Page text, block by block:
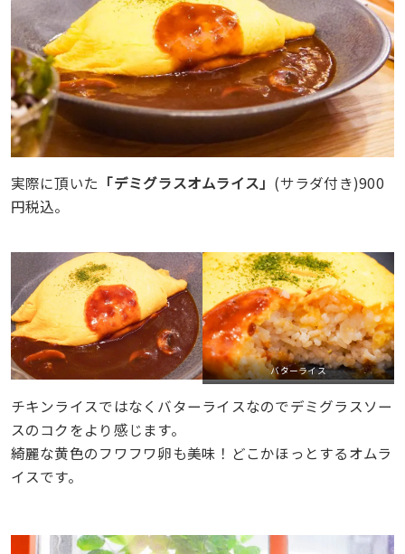
実際に頂いた 「デミグラスオムライス」 (サラダ付き)900
円税込。
バターライス
チキンライスではなくバターライスなのでデミグラスソー
スのコクをより感じます。
綺麗な黄色のフワフワ卵も美味！どこかほっとするオムラ
イスです。